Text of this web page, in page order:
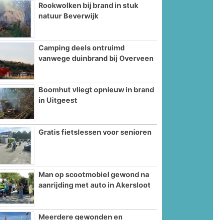
Rookwolken bij brand in stuk
natuur Beverwijk
Camping deels ontruimd
vanwege duinbrand bij Overveen
Boomhut vliegt opnieuw in brand
in Uitgeest
Gratis fietslessen voor senioren
Man op scootmobiel gewond na
aanrijding met auto in Akersloot
Meerdere gewonden en